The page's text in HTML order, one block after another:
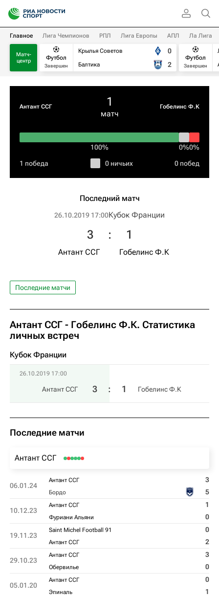
Главное Лига Чемпионов РПЛ Лига Европы АПЛ Ла Лига
Матч-
центр
Футбол
Завершен
Крылья Советов
Балтика
0
2
Футбол
Завершен
Антант ССГ 1
матч
Гобелинс Ф.К
100% 0%0%
1 победа 0 ничьих 0 побед
Последний матч
26.10.2019 17:00Кубок Франции
Антант ССГ
3 : 1
Гобелинс Ф.К
Последние матчи
Антант ССГ - Гобелинс Ф.К. Статистика
личных встреч
Кубок Франции
26.10.2019 17:00
Антант ССГ 3 : 1 Гобелинс Ф.К
Последние матчи
Антант ССГ
06.01.24
Антант ССГ 3
Бордо 5
10.12.23
Антант ССГ 1
Фуриани Альяни 0
19.11.23
Saint Michel Football 91 0
Антант ССГ 2
29.10.23
Антант ССГ 3
Обервилье 0
05.01.20
Антант ССГ 0
Эпиналь 1